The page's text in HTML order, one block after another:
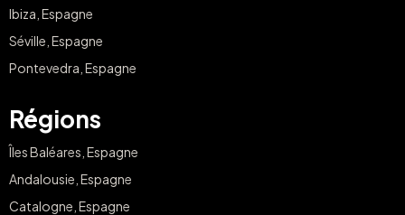
Ibiza, Espagne
Séville, Espagne
Pontevedra, Espagne
Régions
Îles Baléares, Espagne
Andalousie, Espagne
Catalogne, Espagne